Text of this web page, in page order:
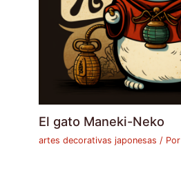
El gato Maneki-Neko
artes decorativas japonesas / Por